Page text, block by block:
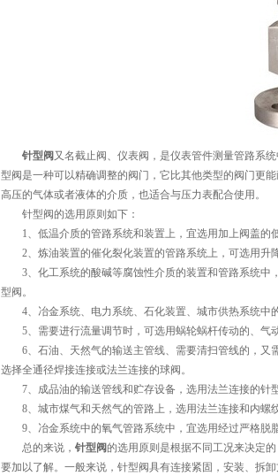
针型阀 又名截止阀、仪表阀，是仪表管件测量管路系
型阀是一种可以精确调整的阀门，它比其他类型的阀门更
高压的气体或者液体的介质，也适合与压力表配合使用。
针型阀的选用原则如下：
1、低温介质的管路系统和装置上，宜选用加上阀盖的
2、炼油装置的催化裂化装置的管路系统上，可选用升
3、化工系统的酸碱等腐蚀性介质的装置和管路系统
型阀。
4、冶金系统、电力系统、石化装置、城市供热系统中
5、需要进行流量调节时，可选用蜗轮蜗杆传动的、气
6、石油、天然气的输送主管线、需要清扫管线的，又
选择全通径焊接连接或法兰连接的球阀。
7、成品油的输送管线和贮存设备，选用法兰连接的针型
8、城市煤气和天然气的管路上，选用法兰连接和内螺
9、冶金系统中的氧气管路系统中，宜选用经过严格脱
总的来说， 针型阀的选用原则是根据不同工况来决定
要加以了解。一般来说，针型阀具有连接紧固，安装、拆